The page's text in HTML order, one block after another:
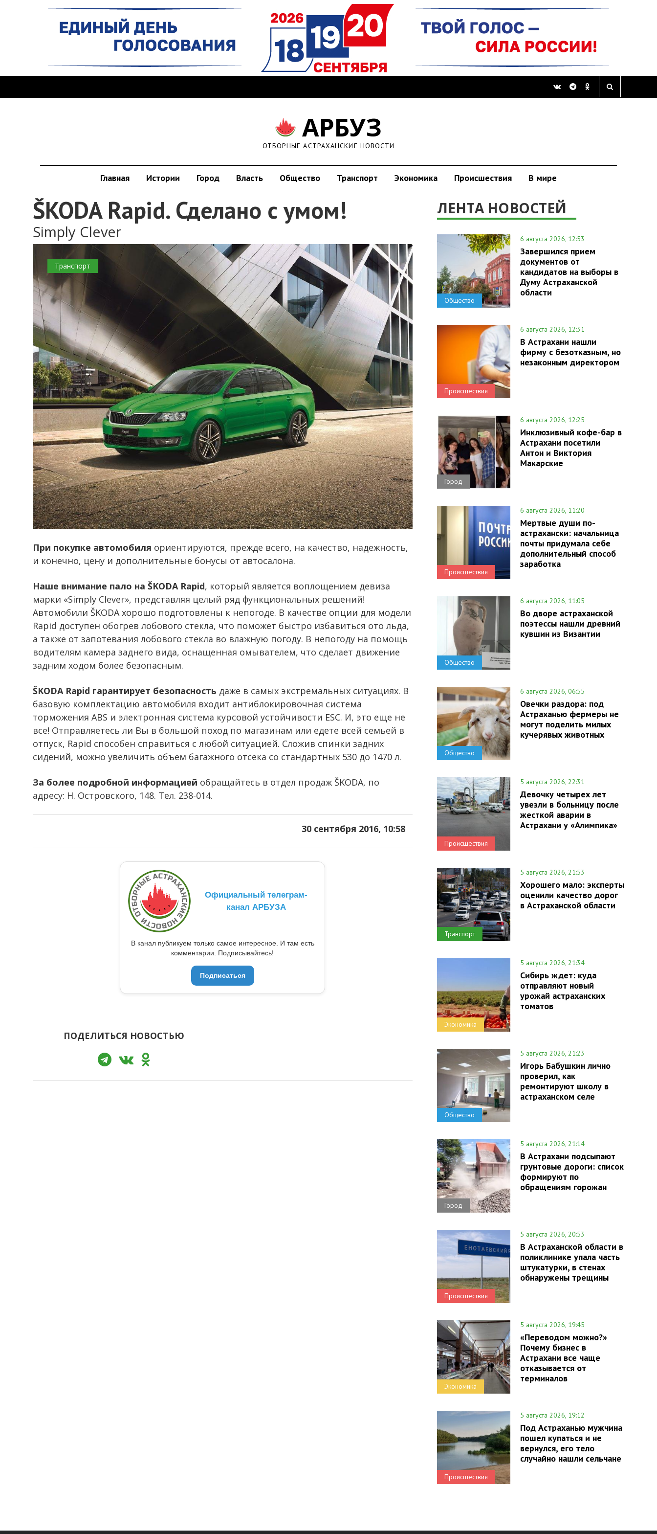
АРБУЗ
ОТБОРНЫЕ АСТРАХАНСКИЕ НОВОСТИ
Главная Истории Город Власть Общество Транспорт Экономика Происшествия В мире
ŠKODA Rapid. Сделано с умом!
Simply Clever
Транспорт
При покупке автомобиля ориентируются, прежде всего, на качество, надежность,
и конечно, цену и дополнительные бонусы от автосалона.
Наше внимание пало на ŠKODA Rapid, который является воплощением девиза
марки «Simply Clever», представляя целый ряд функциональных решений!
Автомобили ŠKODA хорошо подготовлены к непогоде. В качестве опции для модели
Rapid доступен обогрев лобового стекла, что поможет быстро избавиться ото льда,
а также от запотевания лобового стекла во влажную погоду. В непогоду на помощь
водителям камера заднего вида, оснащенная омывателем, что сделает движение
задним ходом более безопасным.
ŠKODA Rapid гарантирует безопасность даже в самых экстремальных ситуациях. В
базовую комплектацию автомобиля входит антиблокировочная система
торможения ABS и электронная система курсовой устойчивости ESC. И, это еще не
все! Отправляетесь ли Вы в большой поход по магазинам или едете всей семьей в
отпуск, Rapid способен справиться с любой ситуацией. Сложив спинки задних
сидений, можно увеличить объем багажного отсека со стандартных 530 до 1470 л.
За более подробной информацией обращайтесь в отдел продаж ŠKODA, по
адресу: Н. Островского, 148. Тел. 238-014.
30 сентября 2016, 10:58
Официальный телеграм-
канал АРБУЗА
В канал публикуем только самое интересное. И там есть
комментарии. Подписывайтесь!
Подписаться
ПОДЕЛИТЬСЯ НОВОСТЬЮ
ЛЕНТА НОВОСТЕЙ
Общество
6 августа 2026, 12:53
Завершился прием
документов от
кандидатов на выборы в
Думу Астраханской
области
Происшествия
6 августа 2026, 12:31
В Астрахани нашли
фирму с безотказным, но
незаконным директором
Город
6 августа 2026, 12:25
Инклюзивный кофе-бар в
Астрахани посетили
Антон и Виктория
Макарские
Происшествия
6 августа 2026, 11:20
Мертвые души по-
астрахански: начальница
почты придумала себе
дополнительный способ
заработка
Общество
6 августа 2026, 11:05
Во дворе астраханской
поэтессы нашли древний
кувшин из Византии
Общество
6 августа 2026, 06:55
Овечки раздора: под
Астраханью фермеры не
могут поделить милых
кучерявых животных
Происшествия
5 августа 2026, 22:31
Девочку четырех лет
увезли в больницу после
жесткой аварии в
Астрахани у «Алимпика»
Транспорт
5 августа 2026, 21:53
Хорошего мало: эксперты
оценили качество дорог
в Астраханской области
Экономика
5 августа 2026, 21:34
Сибирь ждет: куда
отправляют новый
урожай астраханских
томатов
Общество
5 августа 2026, 21:23
Игорь Бабушкин лично
проверил, как
ремонтируют школу в
астраханском селе
Город
5 августа 2026, 21:14
В Астрахани подсыпают
грунтовые дороги: список
формируют по
обращениям горожан
Происшествия
5 августа 2026, 20:53
В Астраханской области в
поликлинике упала часть
штукатурки, в стенах
обнаружены трещины
Экономика
5 августа 2026, 19:45
«Переводом можно?»
Почему бизнес в
Астрахани все чаще
отказывается от
терминалов
Происшествия
5 августа 2026, 19:12
Под Астраханью мужчина
пошел купаться и не
вернулся, его тело
случайно нашли сельчане